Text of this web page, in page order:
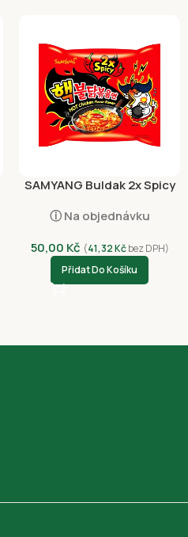
SAMYANG Buldak 2x Spicy
ⓘ Na objednávku
50,00 Kč (41,32Kčbez DPH)
Přidat Do Košíku